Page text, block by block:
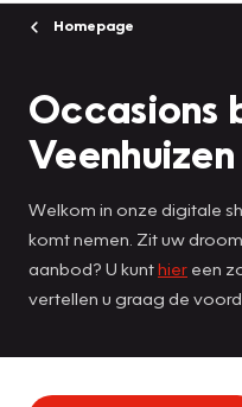
Homepage
Occasions
Veenhuizen
Welkom in onze digitale
komt nemen. Zit uw
aanbod? U kunthier een
vertellen u graag de